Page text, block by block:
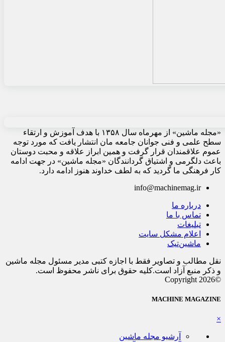
«مجله ماشین» از مهرماه سال ۱۳۵۸ با هدف آموزش و ارتقاء
سطح علمی و فنی جوانان جامعه مان انتشار یافت که مورد توجه
عموم علاقمندان قرار گرفت و همین ابراز علاقه و محبت دوستان
باعث دلگرمی و اشتیاق گردانندگان «مجله ماشین» در جهت ادامه
کار فرهنگی ما گردید که به لطف خداوند هنوز ادامه دارد.
info@machinemag.ir
درباره ما
تماس با ما
تبلیغات
اعلام مشکل سایت
ماشین‌تیک
نقل مطالب و تصاویر فقط با اجازه کتبی مدیر مسئول مجله ماشین
و ذکر منبع آزاد است.کلیه حقوق برای ناشر محفوظ است.
©Copyright 2026
MACHINE MAGAZINE
×
آرشیو مجله ماشین